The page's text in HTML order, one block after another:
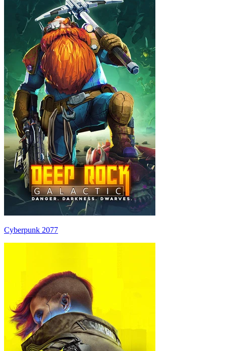
Cyberpunk 2077